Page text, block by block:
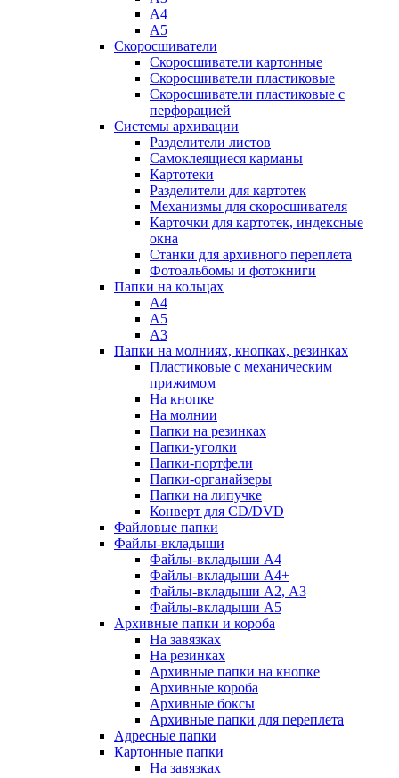
А4
А5
Скоросшиватели
Скоросшиватели картонные
Скоросшиватели пластиковые
Скоросшиватели пластиковые с
перфорацией
Системы архивации
Разделители листов
Самоклеящиеся карманы
Картотеки
Разделители для картотек
Механизмы для скоросшивателя
Карточки для картотек, индексные
окна
Станки для архивного переплета
Фотоальбомы и фотокниги
Папки на кольцах
А4
А5
А3
Папки на молниях, кнопках, резинках
Пластиковые с механическим
прижимом
На кнопке
На молнии
Папки на резинках
Папки-уголки
Папки-портфели
Папки-органайзеры
Папки на липучке
Конверт для CD/DVD
Файловые папки
Файлы-вкладыши
Файлы-вкладыши А4
Файлы-вкладыши А4+
Файлы-вкладыши А2, А3
Файлы-вкладыши А5
Архивные папки и короба
На завязках
На резинках
Архивные папки на кнопке
Архивные короба
Архивные боксы
Архивные папки для переплета
Адресные папки
Картонные папки
На завязках